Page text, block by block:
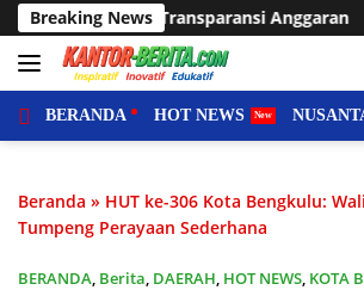
Langsung
ke
konten
Breaking NewsSering Dilanda Genangan,
BERANDA HOT NEWS
Beranda » HUT ke-306 Kota Bengkulu:
Tumpeng Perayaan Sederhana
BERANDA, Berita, DAERAH, HOT NEWS, KOTA